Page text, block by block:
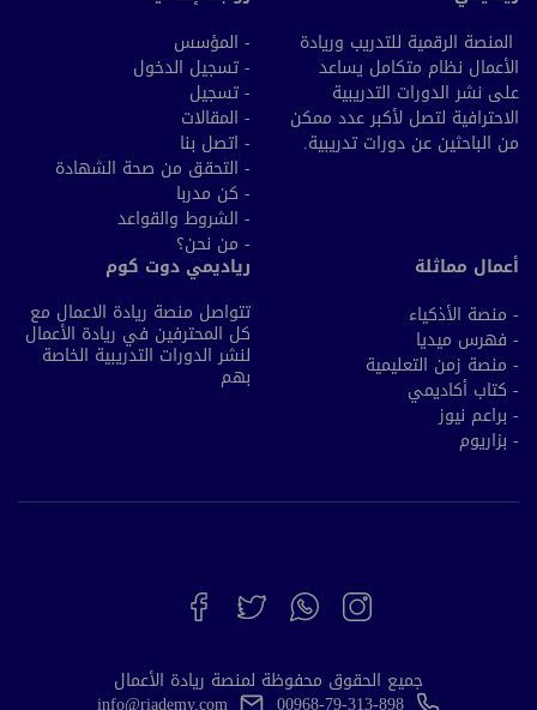
المنصة الرقمية للتدريب وريادة
الأعمال نظام متكامل يساعد
على نشر الدورات التدريبية
الاحترافية لتصل لأكبر عدد ممكن
من الباحثين عن دورات تدريبية.
- المؤسس
- تسجيل الدخول
- تسجيل
- المقالات
- اتصل بنا
- التحقق من صحة الشهادة
- كن مدربا
- الشروط والقواعد
- من نحن؟
أعمال مماثلة
- منصة الأذكياء
- فهرس ميديا
- منصة زمن التعليمية
- كتاب أكاديمي
- براعم نيوز
- بزاريوم
رياديمي دوت كوم
تتواصل منصة ريادة الاعمال مع
كل المحترفين في ريادة الأعمال
لنشر الدورات التدريبية الخاصة
بهم
جميع الحقوق محفوظة لمنصة ريادة الأعمال